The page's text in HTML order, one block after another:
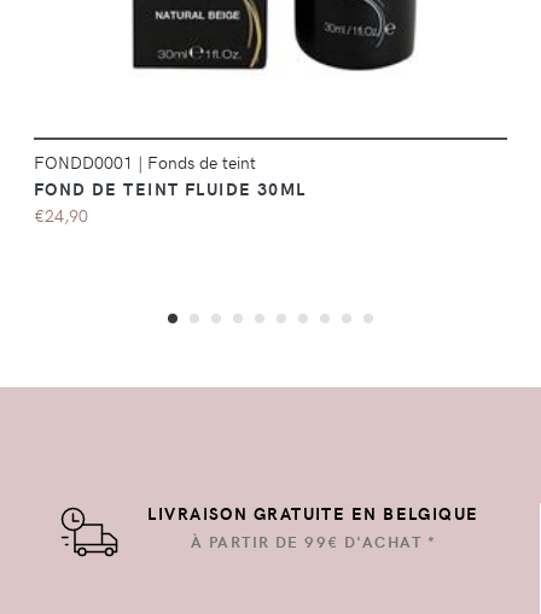
FONDD0001 | Fonds de teint
FOND DE TEINT FLUIDE 30ML
€24,90
LIVRAISON GRATUITE EN BELGIQUE
À PARTIR DE 99€ D'ACHAT *